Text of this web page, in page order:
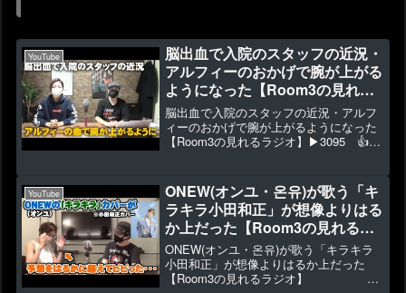
YouTube
脳出血で入院のスタッフの近況・
アルフィーのおかげで腕が上がる
ようになった【Room3の見れる
ラジオ】
脳出血で入院のスタッフの近況・アルフ
ィーのおかげで腕が上がるようになった
【Room3の見れるラジオ】▶3095 👍76
ズが乗ってます。◆2023年1月～新作グ
ッズ販売 ...
YouTube
ONEW(オンユ・온유)が歌う「キ
ラキラ小田和正」が想像よりはる
か上だった【Room3の見れるラ
ジオ】 （レイニーブ
ルー 東京ドーム 鱗 徳永英
明 秦基博）
ONEW(オンユ・온유)が歌う「キラキラ
小田和正」が想像よりはるか上だった
【Room3の見れるラジオ】